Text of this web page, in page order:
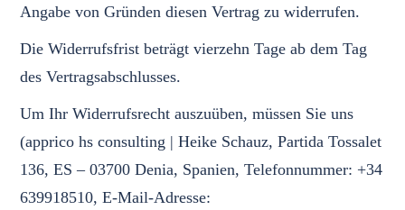
Angabe von Gründen diesen Vertrag zu widerrufen.
Die Widerrufsfrist beträgt vierzehn Tage ab dem Tag
des Vertragsabschlusses.
Um Ihr Widerrufsrecht auszuüben, müssen Sie uns
(apprico hs consulting | Heike Schauz, Partida Tossalet
136, ES – 03700 Denia, Spanien, Telefonnummer: +34
639918510, E-Mail-Adresse: